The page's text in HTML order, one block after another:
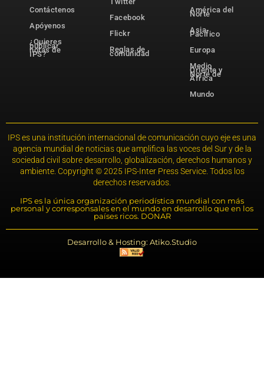
Contáctenos
Apóyenos
¿Quieres
publicar
notas de
IPS?
Facebook
Flickr
Reglas de
comunidad
América del
Norte
Asia-
Pacífico
Europa
Medio
Oriente y
Norte de
África
Mundo
IPS es una institución internacional de comunicación cuyo eje es una
agencia mundial de noticias que amplifica las voces del Sur y de la
sociedad civil sobre desarrollo, globalización, derechos humanos y
ambiente. Copyright © 2025 IPS-Inter Press Service. Todos los
derechos reservados.
IPS es la única organización periodística mundial con más
personal y corresponsales en el mundo en desarrollo que en los
países ricos. DONAR
Desarrollo & Hosting: Atiko.Studio